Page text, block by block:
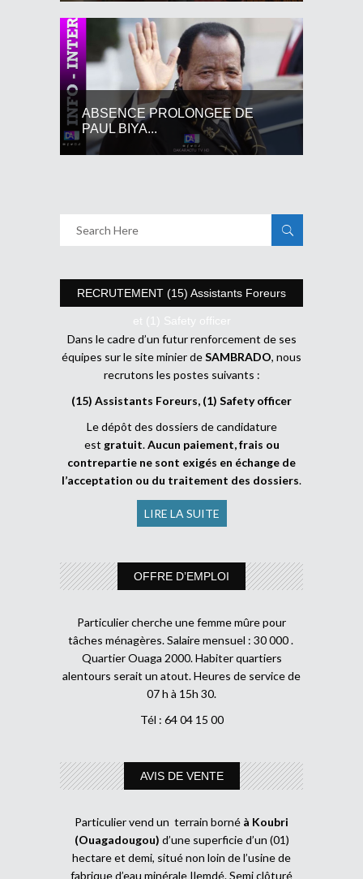
ABSENCE PROLONGEE DE
PAUL BIYA...
RECRUTEMENT (15) Assistants Foreurs
et (1) Safety officer
Dans le cadre d’un futur renforcement de ses
équipes sur le site minier deSAMBRADO, nous
recrutons les postes suivants :
(15) Assistants Foreurs, (1) Safety officer
Le dépôt des dossiers de candidature
est gratuit.Aucun paiement, frais ou
contrepartie ne sont exigés en échange de
l’acceptation ou du traitement des dossiers.
LIRE LA SUITE
OFFRE D’EMPLOI
Particulier cherche une femme mûre pour
tâches ménagères. Salaire mensuel : 30 000 .
Quartier Ouaga 2000. Habiter quartiers
alentours serait un atout. Heures de service de
07 h à 15h 30.
Tél : 64 04 15 00
AVIS DE VENTE
Particulier vend un terrain borné à Koubri
(Ouagadougou) d’une superficie d’un (01)
hectare et demi, situé non loin de l’usine de
fabrique d’eau minérale Ilemdé. Semi clôturé